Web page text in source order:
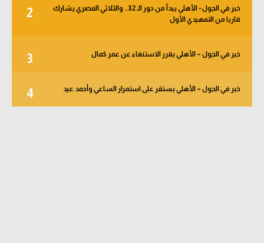
2
خبر في الجول - الأهلي يبدأ من دور الـ 32.. والثلاثي المصري يشارك
قاريا من التمهيدي الأول
3 خبر في الجول – الأهلي يقرر الاستنغاء عن عمر كمال
4 خبر في الجول – الأهلي يستقر على استمرار الساعي وأحمد عيد